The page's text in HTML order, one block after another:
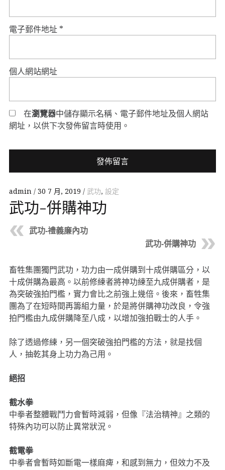
電子郵件地址 *
個人網站網址
在瀏覽器中儲存顯示名稱、電子郵件地址及個人網站
網址，以供下次發佈留言時使用。
admin 30 7 月, 2019 武功, 設定
武功-併購神功
武功-禮義廉內功
武功-併購神功
畜牲集團獨門武功，功力由一成併購到十成併購區分，以
十成併購為最高。以前修練者將神功練至九成併購者，是
為突破強拍門檻，實力會比之前強上幾倍。後來，畜牲集
團為了在短時間再籌組力量，於是將併購神功改良，令強
拍門檻由九成併購降至八成，以增加強拍戰士的人手。
除了透過修練，另一個突破強拍門檻的方法，就是找個
人，抽乾其身上功力為己用。
絕招
截水拳
中拳者整體戰鬥力會暫時減弱，但像『法治精神』之類的
特殊內功可以防止異常狀況。
截電拳
中拳者會暫時如斷電一樣麻痺，和感到無力，但效力不及